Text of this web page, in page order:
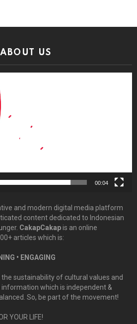
ABOUT US
00:04
and modern digital media platform
content dedicated to Indonesian
CakapCakapis an online
articles which is:
• ENGAGING
sustainability of cultural values and
information which is independent &
So, be part of the movement!
YOUR LIFE!